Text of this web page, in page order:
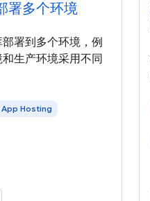
署多个环境
署到多个环境，例
生产环境采用不同
Hosting